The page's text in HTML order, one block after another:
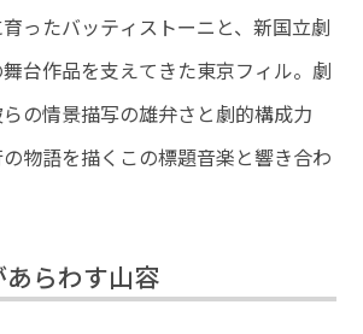
ったバッティストーニと、新国立劇
台作品を支えてきた東京フィル。劇
の情景描写の雄弁さと劇的構成力
物語を描くこの標題音楽と響き合わ
らわす山容